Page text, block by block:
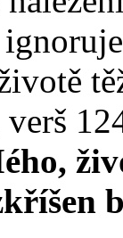
verš